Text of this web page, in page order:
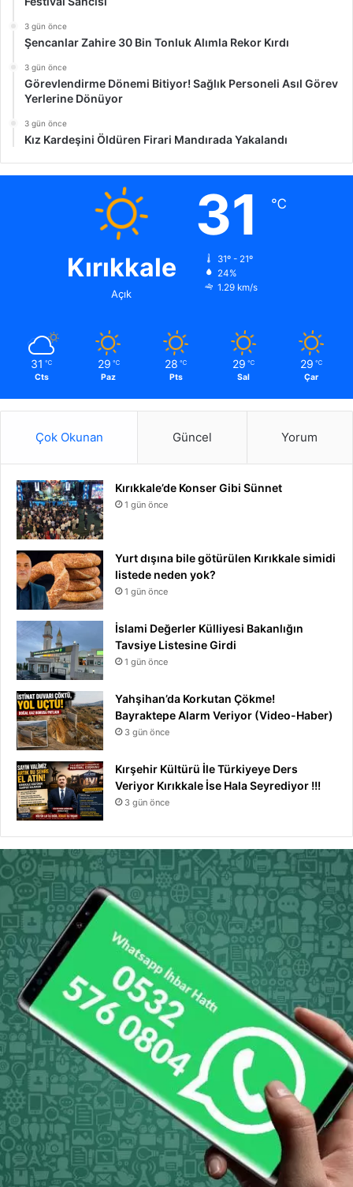
3 gün önce
Şencanlar Zahire 30 Bin Tonluk Alımla Rekor Kırdı
3 gün önce
Görevlendirme Dönemi Bitiyor! Sağlık Personeli Asıl Görev
Yerlerine Dönüyor
3 gün önce
Kız Kardeşini Öldüren Firari Mandırada Yakalandı
Kırıkkale
Açık
31 ℃
31º - 21º
24%
1.29 km/s
31 ℃
Cts
29 ℃
Paz
28 ℃
Pts
29 ℃
Sal
29 ℃
Çar
Çok Okunan Güncel Yorum
Kırıkkale’de Konser Gibi Sünnet
1 gün önce
Yurt dışına bile götürülen Kırıkkale simidi
listede neden yok?
1 gün önce
İslami Değerler Külliyesi Bakanlığın
Tavsiye Listesine Girdi
1 gün önce
Yahşihan’da Korkutan Çökme!
Bayraktepe Alarm Veriyor (Video-Haber)
3 gün önce
Kırşehir Kültürü İle Türkiyeye Ders
Veriyor Kırıkkale İse Hala Seyrediyor !!!
3 gün önce